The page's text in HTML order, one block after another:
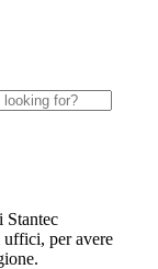
Stantec
uffici, per avere